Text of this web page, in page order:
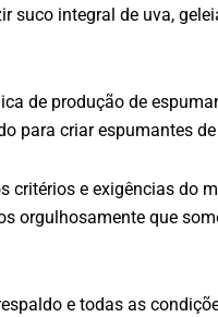
suco integral de uva,
de produção de
para criar espumantes
critérios e exigências do
orgulhosamente que
e todas as